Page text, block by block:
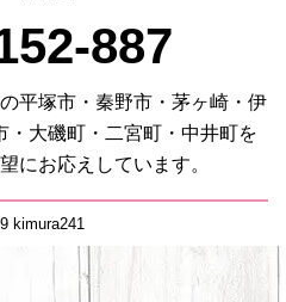
887
平塚市・秦野市・茅ヶ崎・伊
・大磯町・二宮町・中井町を
にお応えしています。
kimura241